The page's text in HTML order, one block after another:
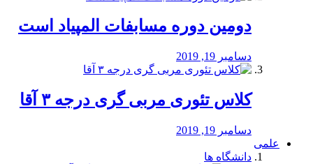
دومین دوره مسابفات المپیاد است
دسامبر 19, 2019
کلاس تئوری مربی گری درجه ۳ آقا
دسامبر 19, 2019
علمی
دانشگاه ها